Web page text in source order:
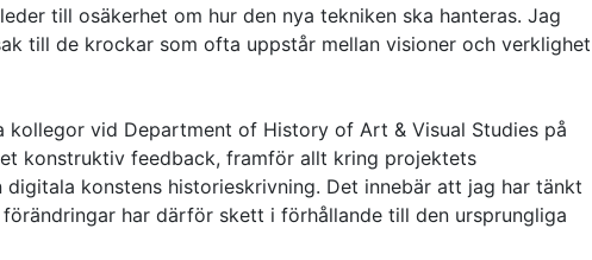
till osäkerhet om hur den nya tekniken ska hanteras. Jag
till de krockar som ofta uppstår mellan visioner och verklighet
vid Department of History of Art & Visual Studies på
konstruktiv feedback, framför allt kring projektets
konstens historieskrivning. Det innebär att jag har tänkt
har därför skett i förhållande till den ursprungliga